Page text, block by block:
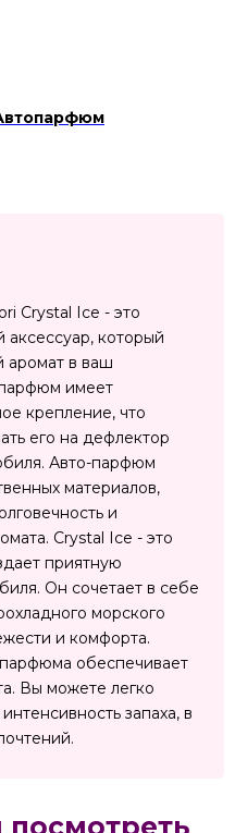
Crystal Ice - это
аксессуар, который
аромат в ваш
имеет
крепление, что
его на дефлектор
Авто-парфюм
материалов,
и
Crystal Ice - это
приятную
Он сочетает в себе
морского
и комфорта.
обеспечивает
Вы можете легко
запаха, в